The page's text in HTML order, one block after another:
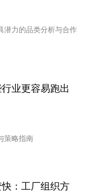
潜力的品类分析与合作
业更容易跑出
策略指南
：工厂组织方